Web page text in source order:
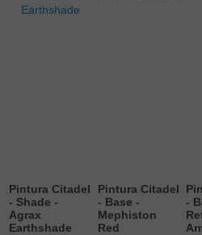
Pintura Citadel
- Shade -
Agrax
Earthshade
Pintura Citadel
- Base -
Mephiston
Red
-